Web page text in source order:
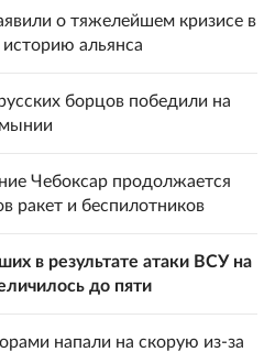
о тяжелейшем кризисе в
альянса
борцов победили на
Чебоксар продолжается
ракет и беспилотников
в результате атаки ВСУ на
до пяти
напали на скорую из-за